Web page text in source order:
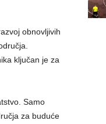
obnovljivih
ključan je za
Samo
za buduće